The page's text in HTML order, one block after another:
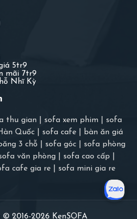
5tr9
mãi 7tr9
Nhĩ Kỳ
thu gian sofa xem phim
sofa
Quốc sofa cafe
bàn ăn giá
3 chỗ sofa góc
sofa phòng
văn phòng sofa cao cấp
cafe gia re sofa mini gia re
© 2016-2026 KenSOFA